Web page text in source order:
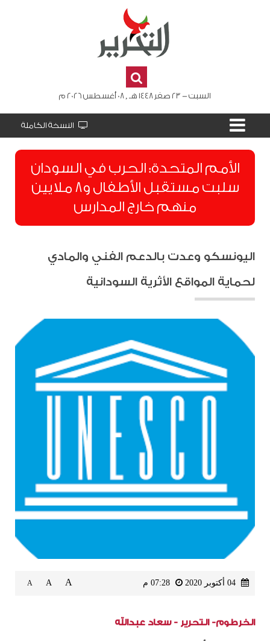
السبت - 23 صفر 1448 هـ , 08 أغسطس 2026 م
النسخة الكاملة
الأمم المتحدة: الحرب في السودان
سلبت مستقبل الأطفال و8 ملايين
منهم خارج المدارس
اليونسكو وعدت بالدعم الفني والمادي
لحماية المواقع الأثرية السودانية
A
A
A
الخرطوم- التحرير - سعاد عبدالله